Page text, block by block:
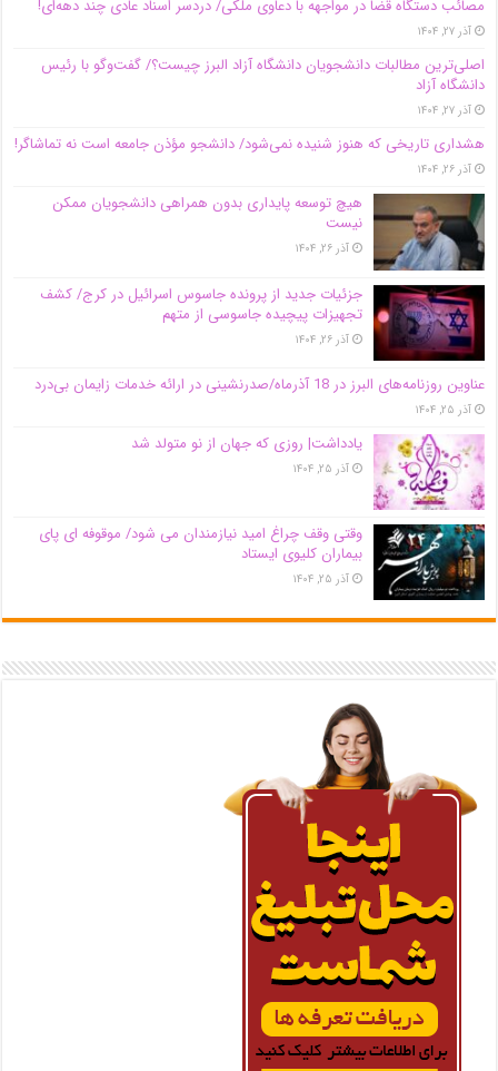
مصائب دستگاه قضا در مواجهه با دعاوی ملکی/ دردسر اسناد عادی چند‌ دهه‌ای!
آذر ۲۷, ۱۴۰۴
اصلی‌ترین مطالبات دانشجویان دانشگاه آزاد البرز چیست؟/ گفت‌وگو با رئیس
دانشگاه آز‌اد
آذر ۲۷, ۱۴۰۴
هشداری تاریخی که هنوز شنیده نمی‌شود/ دانشجو مؤذن جامعه است نه تماشاگر!
آذر ۲۶, ۱۴۰۴
هیچ توسعه پایداری بدون همراهی دانشجویان ممکن
نیست
آذر ۲۶, ۱۴۰۴
جزئیات جدید از پرونده جاسوس اسرائیل در کرج/‌ کشف
تجهیزات پیچیده جاسوسی از متهم
آذر ۲۶, ۱۴۰۴
عناوین روزنامه‌های البرز در ‌18 آذرماه/صدرنشینی در ارائه خدمات زایمان بی‌درد
آذر ۲۵, ۱۴۰۴
یادداشت| روزی که جهان از نو متولد شد
آذر ۲۵, ۱۴۰۴
وقتی وقف چراغ امید نیازمندان می شود/ موقوفه ای پای
بیماران کلیوی ایستاد
آذر ۲۵, ۱۴۰۴